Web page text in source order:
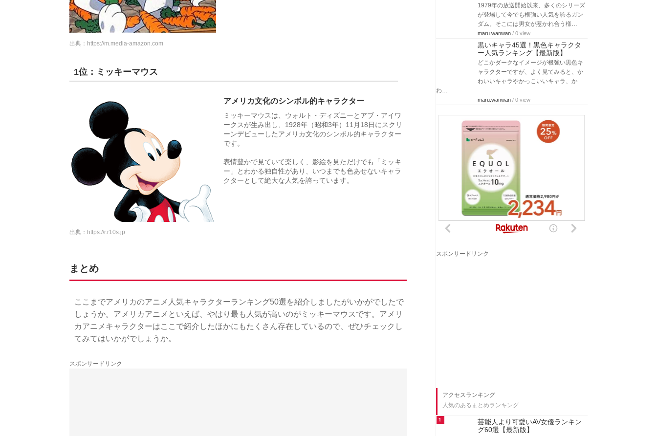
出典： https://m.media-amazon.com
1位：ミッキーマウス
アメリカ文化のシンボル的キャラクター
ミッキーマウスは、ウォルト・ディズニーとアブ・アイワ
ークスが生み出し、1928年（昭和3年）11月18日にスクリ
ーンデビューしたアメリカ文化のシンボル的キャラクター
です。
表情豊かで見ていて楽しく、影絵を見ただけでも「ミッキ
ー」とわかる独自性があり、いつまでも色あせないキャラ
クターとして絶大な人気を誇っています。
出典： https://r.r10s.jp
まとめ
ここまでアメリカのアニメ人気キャラクターランキング50選を紹介しましたがいかがでしたで
しょうか。アメリカアニメといえば、やはり最も人気が高いのがミッキーマウスです。アメリ
カアニメキャラクターはここで紹介したほかにもたくさん存在しているので、ぜひチェックし
てみてはいかがでしょうか。
スポンサードリンク
1979年の放送開始以来、多くのシリーズ
が登場して今でも根強い人気を誇るガン
ダム。そこには男女が惹かれ合う様…
maru.wanwan / 0 view
黒いキャラ45選！黒色キャラクタ
ー人気ランキング【最新版】
どこかダークなイメージが根強い黒色キ
ャラクターですが、よく見てみると、か
わいいキャラやかっこいいキャラ、か
わ…
maru.wanwan / 0 view
スポンサードリンク
アクセスランキング
人気のあるまとめランキング
1
芸能人より可愛いAV女優ランキン
グ60選【最新版】